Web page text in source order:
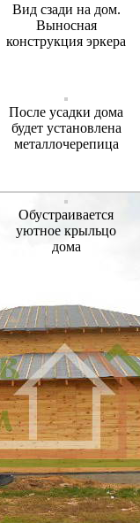
Вид сзади на дом.
Выносная
конструкция эркера
После усадки дома
будет установлена
металлочерепица
Обустраивается
уютное крыльцо
дома